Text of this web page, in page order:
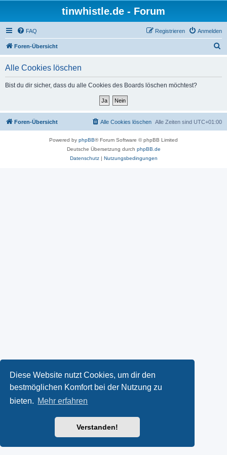
Diese Website nutzt Cookies, um dir den
bestmöglichen Komfort bei der Nutzung zu
bieten. Mehr erfahren
Verstanden!
tinwhistle.de - Forum
FAQ Anmelden
Registrieren
Foren-Übersicht
Alle Cookies löschen
Bist du dir sicher, dass du alle Cookies des Boards löschen möchtest?
Foren-Übersicht Alle Zeiten sind UTC+01:00
Alle Cookies löschen
Powered by phpBB® Forum Software © phpBB Limited
Deutsche Übersetzung durch phpBB.de
Datenschutz| Nutzungsbedingungen